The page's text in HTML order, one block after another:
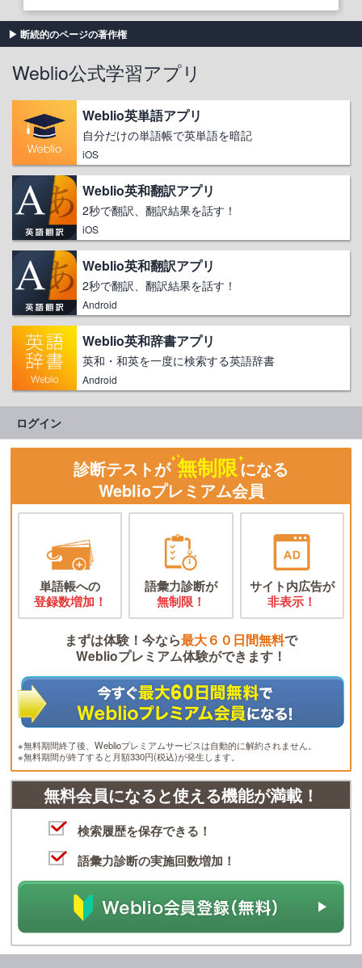
断続的のページの著作権
Weblio公式学習アプリ
Weblio英単語アプリ
自分だけの単語帳で英単語を暗記
iOS
Weblio英和翻訳アプリ
2秒で翻訳、翻訳結果を話す！
iOS
Weblio英和翻訳アプリ
2秒で翻訳、翻訳結果を話す！
Android
Weblio英和辞書アプリ
英和・和英を一度に検索する英語辞書
Android
ログイン
診断テストが 無制限になる
Weblioプレミアム会員
単語帳への
登録数増加！
語彙力診断が
無制限！
サイト内広告が
非表示！
まずは体験！今なら最大６０日間無料で
Weblioプレミアム体験ができます！
※無料期間終了後、Weblioプレミアムサービスは自動的に解約されません。
※無料期間が終了すると月額330円(税込)が発生します。
無料会員になると使える機能が満載！
検索履歴を保存できる！
語彙力診断の実施回数増加！